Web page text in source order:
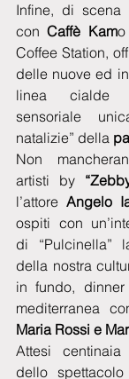
Infine, di scena
con Caffè Kam
Coffee Station,
delle nuove ed
linea cialde
sensoriale
natalizie” della
Non
artisti by
l’attore Angelo
ospiti con
di “Pulcinella”
della nostra
in fundo,
Maria Rossi e
Attesi
dello